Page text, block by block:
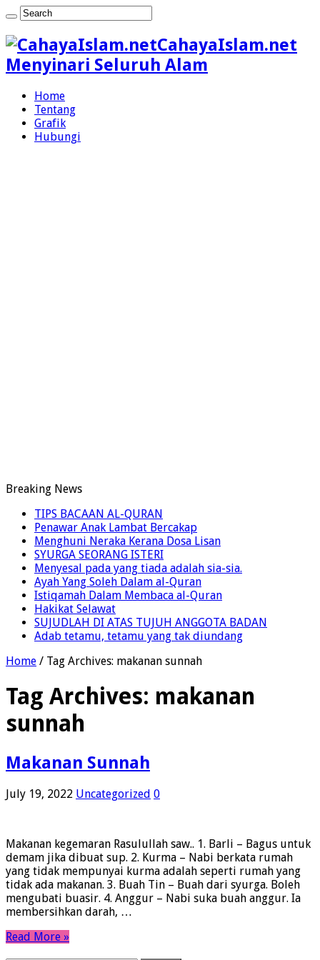
CahayaIslam.net
Menyinari Seluruh Alam
Home
Tentang
Grafik
Hubungi
Breaking News
TIPS BACAAN AL-QURAN
Penawar Anak Lambat Bercakap
Menghuni Neraka Kerana Dosa Lisan
SYURGA SEORANG ISTERI
Menyesal pada yang tiada adalah sia-sia.
Ayah Yang Soleh Dalam al-Quran
Istiqamah Dalam Membaca al-Quran
Hakikat Selawat
SUJUDLAH DI ATAS TUJUH ANGGOTA BADAN
Adab tetamu, tetamu yang tak diundang
Home / Tag Archives: makanan sunnah
Tag Archives: makanan
sunnah
Makanan Sunnah
July 19, 2022 Uncategorized 0
Makanan kegemaran Rasulullah saw.. 1. Barli – Bagus untuk
demam jika dibuat sup. 2. Kurma – Nabi berkata rumah
yang tidak mempunyai kurma adalah seperti rumah yang
tidak ada makanan. 3. Buah Tin – Buah dari syurga. Boleh
mengubati buasir. 4. Anggur – Nabi suka buah anggur. Ia
membersihkan darah, …
Read More »